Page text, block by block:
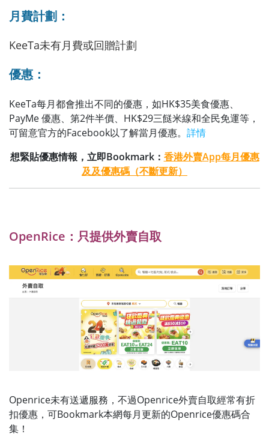
月費計劃：
KeeTa未有月費或回贈計劃
優惠：
KeeTa每月都會推出不同的優惠，如HK$35美食優惠、
PayMe 優惠、第2件半價、HK$29三餸米線和全民免運等，
可留意官方的Facebook以了解當月優惠。 詳情
想緊貼優惠情報，立即Bookmark： 香港外賣App每月優惠
及及優惠碼（不斷更新）
OpenRice：只提供外賣自取
Openrice未有送遞服務，不過Openrice外賣自取經常有折
扣優惠，可Bookmark本網每月更新的Openrice優惠碼合
集！